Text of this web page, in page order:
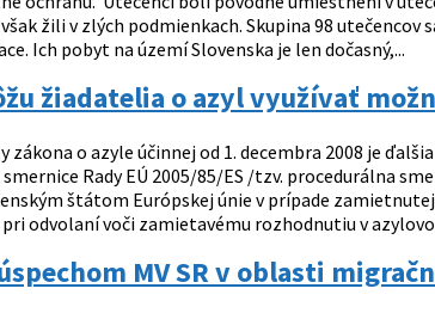
žili v zlých podmienkach. Skupina 98
Ich pobyt na území Slovenska je len dočasný,...
žiadatelia o azyl využívať
o azyle účinnej od 1. decembra 2008 je
Rady EÚ 2005/85/ES /tzv. procedurálna
štátom Európskej únie v prípade
odvolaní voči zamietavému rozhodnutiu v
MV SR v oblasti